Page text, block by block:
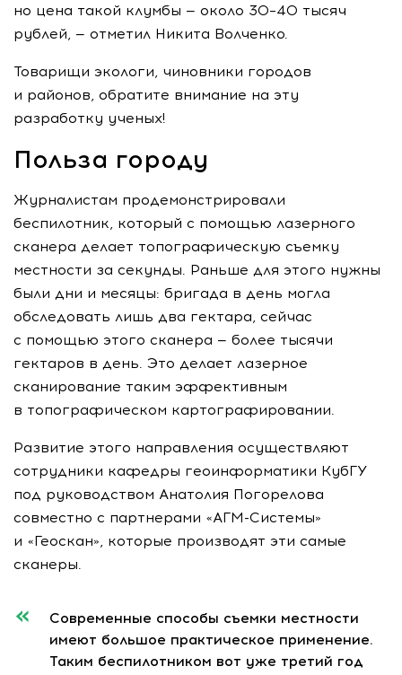
но цена такой клумбы — около 30–40 тысяч
рублей, — отметил Никита Волченко.
Товарищи экологи, чиновники городов
и районов, обратите внимание на эту
разработку ученых!
Польза городу
Журналистам продемонстрировали
беспилотник, который с помощью лазерного
сканера делает топографическую съемку
местности за секунды. Раньше для этого нужны
были дни и месяцы: бригада в день могла
обследовать лишь два гектара, сейчас
с помощью этого сканера — более тысячи
гектаров в день. Это делает лазерное
сканирование таким эффективным
в топографическом картографировании.
Развитие этого направления осуществляют
сотрудники кафедры геоинформатики КубГУ
под руководством Анатолия Погорелова
совместно с партнерами «АГМ-Системы»
и «Геоскан», которые производят эти самые
сканеры.
Современные способы съемки местности
имеют большое практическое применение.
Таким беспилотником вот уже третий год